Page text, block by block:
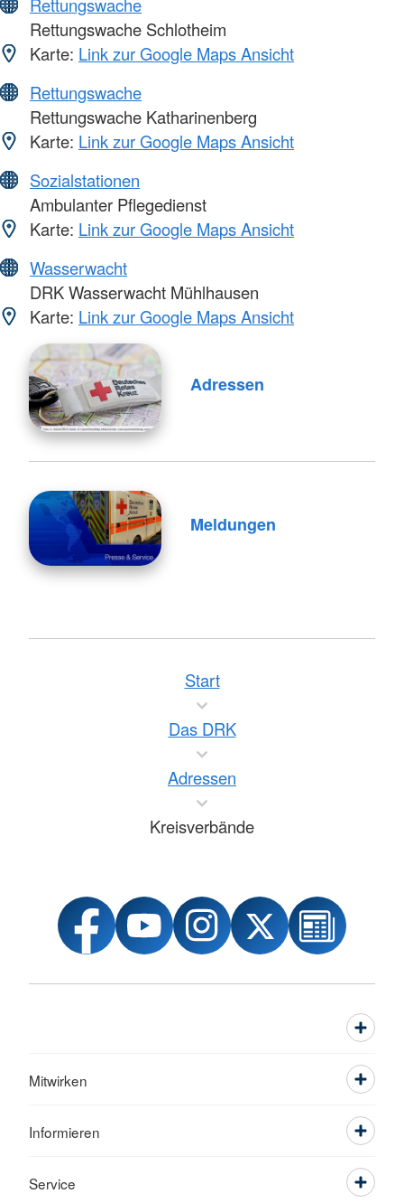
Rettungswache
Rettungswache Schlotheim
Karte: Link zur Google Maps Ansicht
Rettungswache
Rettungswache Katharinenberg
Karte: Link zur Google Maps Ansicht
Sozialstationen
Ambulanter Pflegedienst
Karte: Link zur Google Maps Ansicht
Wasserwacht
DRK Wasserwacht Mühlhausen
Karte: Link zur Google Maps Ansicht
Adressen
Meldungen
Start
Das DRK
Adressen
Kreisverbände
Mitwirken
Informieren
Service